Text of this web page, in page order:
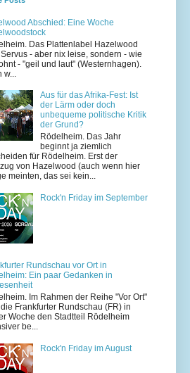
Abschied: Eine Woche
Das Plattenlabel Hazelwood
- aber nix leise, sondern - wie
- "geil und laut" (Westernhagen).
Aus für das Afrika-Fest: Ist
der Lärm oder doch
unbequeme politische Kritik
der Grund?
Rödelheim. Das Jahr
beginnt ja ziemlich
für Rödelheim. Erst der
von Hazelwood (auch wenn hier
meinten, das sei kein...
Rock'n Friday im September
Rundschau vor Ort in
Ein paar Gedanken in
Im Rahmen der Reihe "Vor Ort"
Frankfurter Rundschau (FR) in
Woche den Stadtteil Rödelheim
be...
Rock'n Friday im August